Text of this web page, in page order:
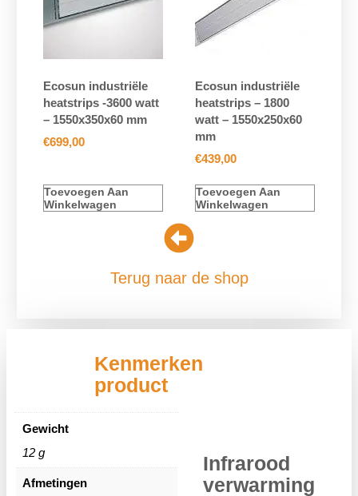
Ecosun industriële
heatstrips -3600 watt
– 1550x350x60 mm
€699,00
Toevoegen Aan
Winkelwagen
Ecosun industriële
heatstrips – 1800
watt – 1550x250x60
mm
€439,00
Toevoegen Aan
Winkelwagen
Terug naar de shop
Kenmerken
product
Gewicht
12 g
Afmetingen
Infrarood
verwarming